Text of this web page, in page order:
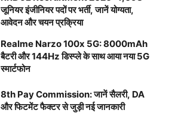
जूनियर इंजीनियर पदों पर भर्ती, जानें योग्यता,
आवेदन और चयन प्रक्रिया
Realme Narzo 100x 5G: 8000mAh
बैटरी और 144Hz डिस्प्ले के साथ आया नया 5G
स्मार्टफोन
8th Pay Commission: जानें सैलरी, DA
और फिटमेंट फैक्टर से जुड़ी नई जानकारी